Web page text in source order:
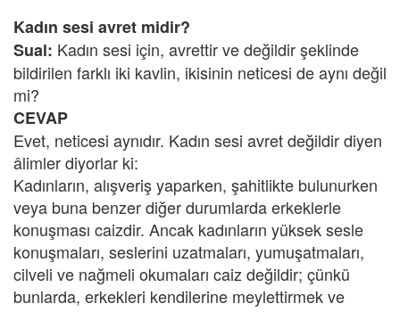
Kadın sesi avret midir?
Sual: Kadın sesi için, avrettir ve değildir şeklinde
bildirilen farklı iki kavlin, ikisinin neticesi de aynı değil
mi?
CEVAP
Evet, neticesi aynıdır. Kadın sesi avret değildir diyen
âlimler diyorlar ki:
Kadınların, alışveriş yaparken, şahitlikte bulunurken
veya buna benzer diğer durumlarda erkeklerle
konuşması caizdir. Ancak kadınların yüksek sesle
konuşmaları, seslerini uzatmaları, yumuşatmaları,
cilveli ve nağmeli okumaları caiz değildir; çünkü
bunlarda, erkekleri kendilerine meylettirmek ve